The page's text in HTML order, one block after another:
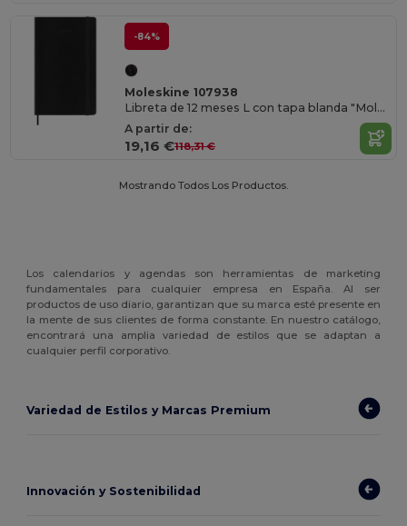
-84%
Moleskine 107938
Libreta de 12 meses L con tapa blanda "Moleskine"
A partir de:
19,16 €118,31 €
Mostrando Todos Los Productos.
Los calendarios y agendas son herramientas de marketing
fundamentales para cualquier empresa en España. Al ser
productos de uso diario, garantizan que su marca esté presente en
la mente de sus clientes de forma constante. En nuestro catálogo,
encontrará una amplia variedad de estilos que se adaptan a
cualquier perfil corporativo.
Variedad de Estilos y Marcas Premium
Innovación y Sostenibilidad